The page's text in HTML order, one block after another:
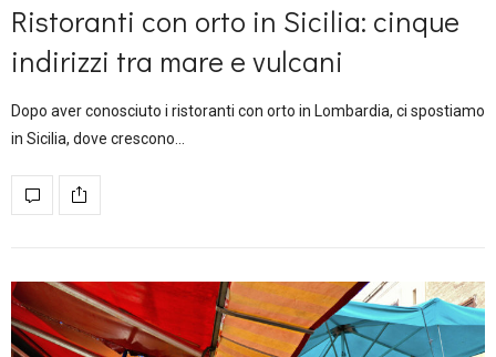
Ristoranti con orto in Sicilia: cinque
indirizzi tra mare e vulcani
Dopo aver conosciuto i ristoranti con orto in Lombardia, ci spostiamo
in Sicilia, dove crescono…